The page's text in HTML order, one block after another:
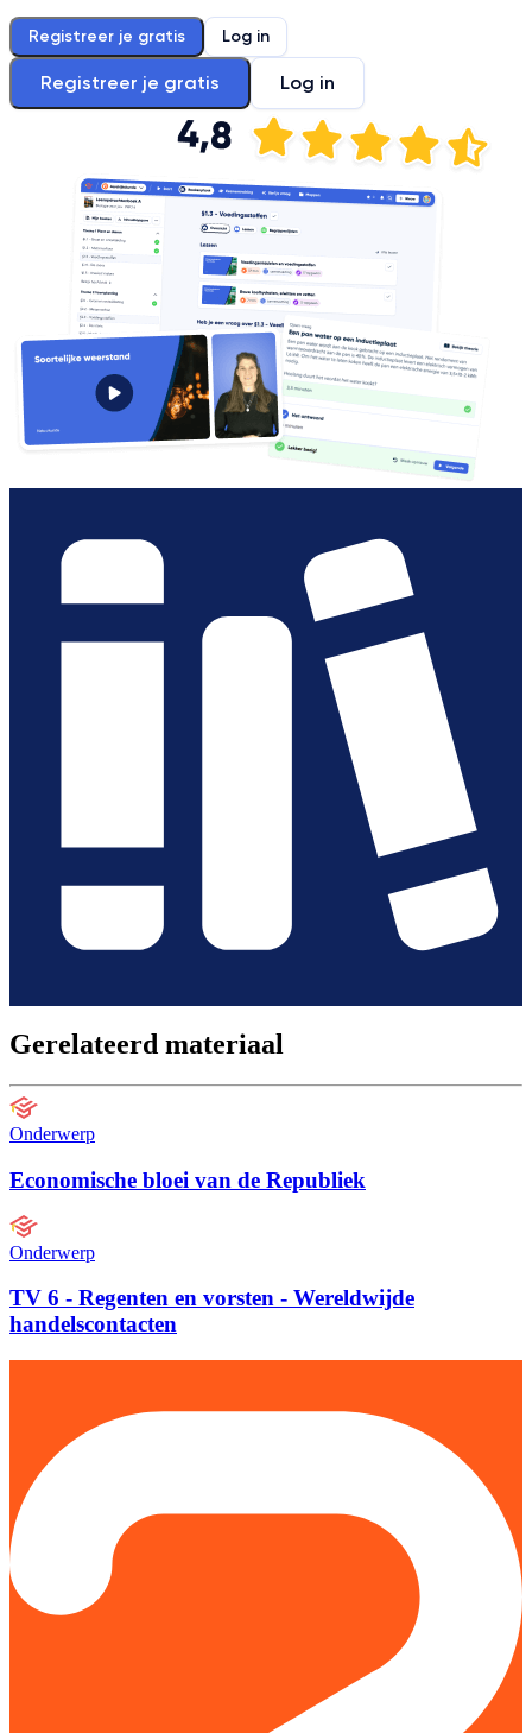
Registreer je gratis Log in
Registreer je gratis Log in
Gerelateerd materiaal
Onderwerp
Economische bloei van de Republiek
Onderwerp
TV 6 - Regenten en vorsten - Wereldwijde
handelscontacten